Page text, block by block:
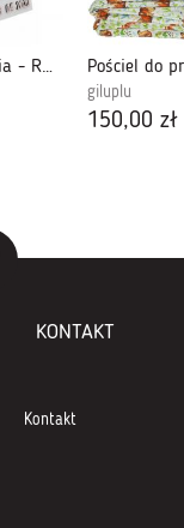
Ramka na zdjęcia - Rm55
giluplu
150,00 zł
KONTAKT
Kontakt